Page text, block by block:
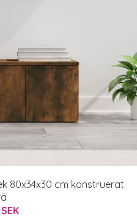
80x34x30 cm konstruerat